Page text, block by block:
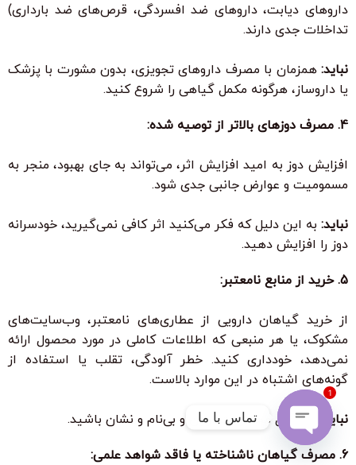
داروهای دیابت، داروهای ضد افسردگی، قرص‌های ضد بارداری)
تداخلات جدی دارند.
نباید: همزمان با مصرف داروهای تجویزی، بدون مشورت با پزشک
یا داروساز، هرگونه مکمل گیاهی را شروع کنید.
4. مصرف دوزهای بالاتر از توصیه شده:
افزایش دوز به امید افزایش اثر، می‌تواند به جای بهبود، منجر به
مسمومیت و عوارض جانبی جدی شود.
نباید: به این دلیل که فکر می‌کنید اثر کافی نمی‌گیرید، خودسرانه
دوز را افزایش دهید.
5. خرید از منابع نامعتبر:
از خرید گیاهان دارویی از عطاری‌های نامعتبر، وب‌سایت‌های
مشکوک، یا هر منبعی که اطلاعات کاملی در مورد محصول ارائه
نمی‌دهد، خودداری کنید. خطر آلودگی، تقلب یا استفاده از
گونه‌های اشتباه در این موارد بالاست.
نباید: به دنبال محصولات ارزان و بی‌نام و نشان باشید.
6. مصرف گیاهان ناشناخته یا فاقد شواهد علمی:
تماس با ما
Open
1